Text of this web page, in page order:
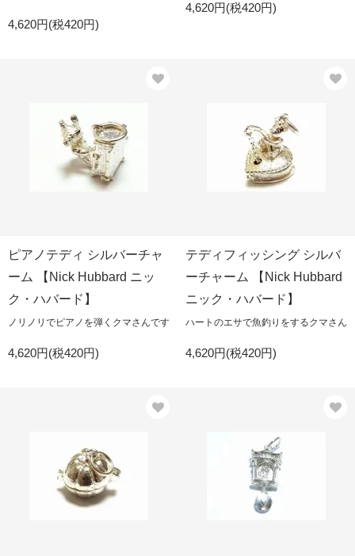
4,620円(税420円)
4,620円(税420円)
ピアノテディ シルバーチャ
ーム 【Nick Hubbard ニッ
ク・ハバード】
ノリノリでピアノを弾くクマさんです
4,620円(税420円)
テディフィッシング シルバ
ーチャーム 【Nick Hubbard
ニック・ハバード】
ハートのエサで魚釣りをするクマさん
4,620円(税420円)